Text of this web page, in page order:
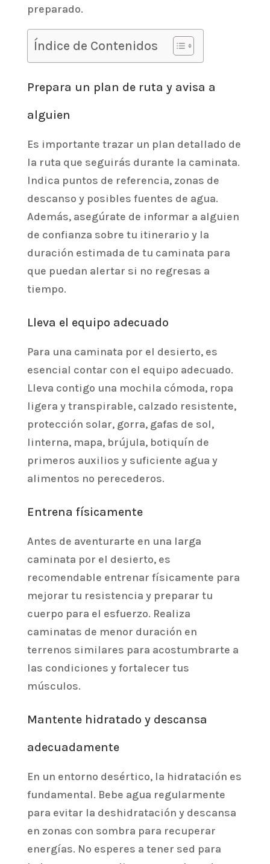
preparado.
Índice de Contenidos
Prepara un plan de ruta y avisa a
alguien
Es importante trazar un plan detallado de
la ruta que seguirás durante la caminata.
Indica puntos de referencia, zonas de
descanso y posibles fuentes de agua.
Además, asegúrate de informar a alguien
de confianza sobre tu itinerario y la
duración estimada de tu caminata para
que puedan alertar si no regresas a
tiempo.
Lleva el equipo adecuado
Para una caminata por el desierto, es
esencial contar con el equipo adecuado.
Lleva contigo una mochila cómoda, ropa
ligera y transpirable, calzado resistente,
protección solar, gorra, gafas de sol,
linterna, mapa, brújula, botiquín de
primeros auxilios y suficiente agua y
alimentos no perecederos.
Entrena físicamente
Antes de aventurarte en una larga
caminata por el desierto, es
recomendable entrenar físicamente para
mejorar tu resistencia y preparar tu
cuerpo para el esfuerzo. Realiza
caminatas de menor duración en
terrenos similares para acostumbrarte a
las condiciones y fortalecer tus
músculos.
Mantente hidratado y descansa
adecuadamente
En un entorno desértico, la hidratación es
fundamental. Bebe agua regularmente
para evitar la deshidratación y descansa
en zonas con sombra para recuperar
energías. No esperes a tener sed para